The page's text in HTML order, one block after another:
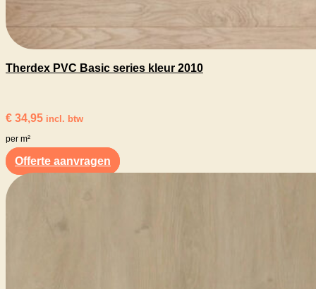
Therdex PVC Basic series kleur 2010
€ 34,95 incl. btw
per m²
Offerte aanvragen